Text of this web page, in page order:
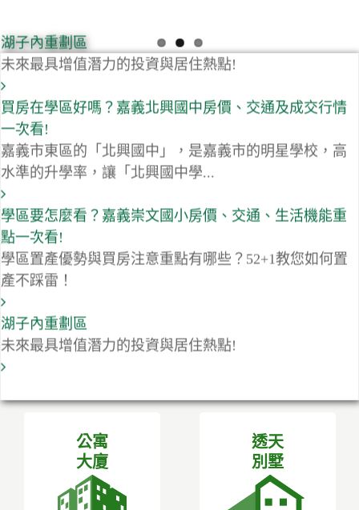
未來最具增值潛力的投資與居住熱點!
買房在學區好嗎？嘉義北興國中房價、交通及成交行情
一次看!
嘉義市東區的「北興國中」，是嘉義市的明星學校，高
水準的升學率，讓「北興國中學...
學區要怎麼看？嘉義崇文國小房價、交通、生活機能重
點一次看!
學區置產優勢與買房注意重點有哪些？52+1教您如何置
產不踩雷！
湖子內重劃區
未來最具增值潛力的投資與居住熱點!
公寓
大廈
透天
別墅